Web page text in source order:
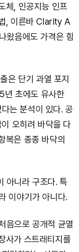
체, 인공지능 인프
, 이른바 Clarity A
왔음에도 가격은 힘
은 단기 과열 포지
년 초에도 유사한
는 분석이 있다. 공
이 오히려 바닥을 다
복은 종종 바닥의
아니라 구조다. 특
이야기가 아니다.
음으로 공개적 균열
사가 스트래티지를